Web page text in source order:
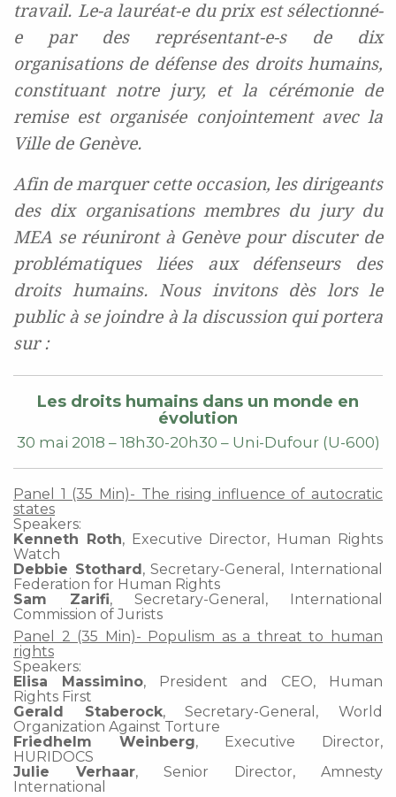
travail. Le-a lauréat-e du prix est sélectionné-
e par des représentant-e-s de dix
organisations de défense des droits humains,
constituant notre jury, et la cérémonie de
remise est organisée conjointement avec la
Ville de Genève.
Afin de marquer cette occasion, les dirigeants
des dix organisations membres du jury du
MEA se réuniront à Genève pour discuter de
problématiques liées aux défenseurs des
droits humains. Nous invitons dès lors le
public à se joindre à la discussion qui portera
sur :
Les droits humains dans un monde en
évolution
30 mai 2018 – 18h30-20h30 – Uni-Dufour (U-600)
Panel 1 (35 Min)- The rising influence of autocratic
states
Speakers:
Kenneth Roth, Executive Director, Human Rights
Watch
Debbie Stothard , Secretary-General, International
Federation for Human Rights
Sam Zarifi, Secretary-General, International
Commission of Jurists
Panel 2 (35 Min)- Populism as a threat to human
rights
Speakers:
Elisa Massimino, President and CEO, Human
Rights First
Gerald Staberock, Secretary-General, World
Organization Against Torture
Friedhelm Weinberg, Executive Director,
HURIDOCS
Julie Verhaar, Senior Director, Amnesty
International